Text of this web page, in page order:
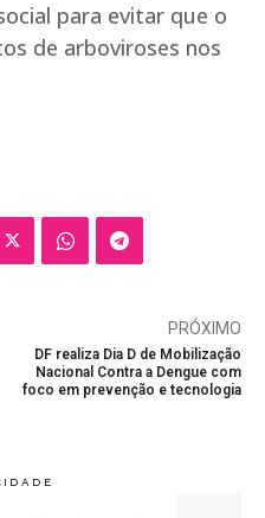
para evitar que o
de arboviroses nos
PRÓXIMO
DF realiza Dia D de Mobilização
Nacional Contra a Dengue com
foco em prevenção e tecnologia